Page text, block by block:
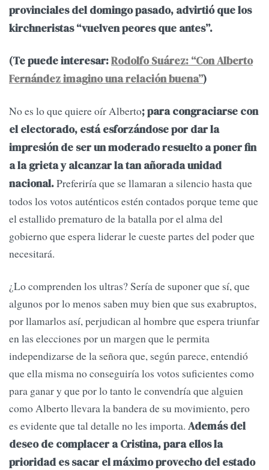
provinciales del domingo pasado, advirtió que los
kirchneristas “vuelven peores que antes”.
(Te puede interesar:Rodolfo Suárez: “Con Alberto
Fernández imagino una relación buena”)
No es lo que quiere oír Alberto; para congraciarse con
el electorado, está esforzándose por dar la
impresión de ser un moderado resuelto a poner fin
a la grieta y alcanzar la tan añorada unidad
nacional.Preferiría que se llamaran a silencio hasta que
todos los votos auténticos estén contados porque teme que
el estallido prematuro de la batalla por el alma del
gobierno que espera liderar le cueste partes del poder que
necesitará.
¿Lo comprenden los ultras? Sería de suponer que sí, que
algunos por lo menos saben muy bien que sus exabruptos,
por llamarlos así, perjudican al hombre que espera triunfar
en las elecciones por un margen que le permita
independizarse de la señora que, según parece, entendió
que ella misma no conseguiría los votos suficientes como
para ganar y que por lo tanto le convendría que alguien
como Alberto llevara la bandera de su movimiento, pero
es evidente que tal detalle no les importa. Además del
deseo de complacer a Cristina, para ellos la
prioridad es sacar el máximo provecho del estado